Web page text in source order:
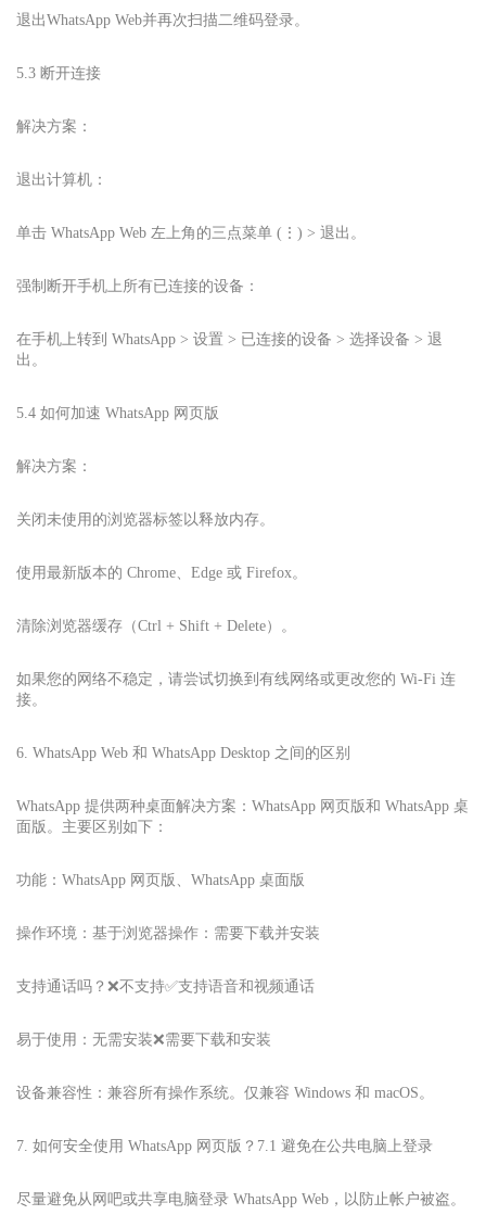
退出WhatsApp Web并再次扫描二维码登录。
5.3 断开连接
解决方案：
退出计算机：
单击 WhatsApp Web 左上角的三点菜单 (⋮) > 退出。
强制断开手机上所有已连接的设备：
在手机上转到 WhatsApp > 设置 > 已连接的设备 > 选择设备 > 退
出。
5.4 如何加速 WhatsApp 网页版
解决方案：
关闭未使用的浏览器标签以释放内存。
使用最新版本的 Chrome、Edge 或 Firefox。
清除浏览器缓存（Ctrl + Shift + Delete）。
如果您的网络不稳定，请尝试切换到有线网络或更改您的 Wi-Fi 连
接。
6. WhatsApp Web 和 WhatsApp Desktop 之间的区别
WhatsApp 提供两种桌面解决方案：WhatsApp 网页版和 WhatsApp 桌
面版。主要区别如下：
功能：WhatsApp 网页版、WhatsApp 桌面版
操作环境：基于浏览器操作：需要下载并安装
支持通话吗？❌不支持✅支持语音和视频通话
易于使用：无需安装❌需要下载和安装
设备兼容性：兼容所有操作系统。仅兼容 Windows 和 macOS。
7. 如何安全使用 WhatsApp 网页版？7.1 避免在公共电脑上登录
尽量避免从网吧或共享电脑登录 WhatsApp Web，以防止帐户被盗。